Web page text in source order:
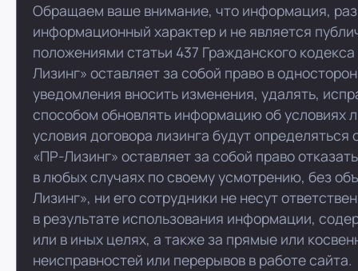
Обращаем ваше внимание, что информация,
информационный характер и не является
положениями статьи 437 Гражданского
Лизинг» оставляет за собой право в
уведомления вносить изменения, удалять,
способом обновлять информацию об условиях
условия договора лизинга будут
«ПР-Лизинг» оставляет за собой право
в любых случаях по своему усмотрению, без
Лизинг», ни его сотрудники не несут
в результате использования информации,
или в иных целях, а также за прямые или
неисправностей или перерывов в работе сайта.